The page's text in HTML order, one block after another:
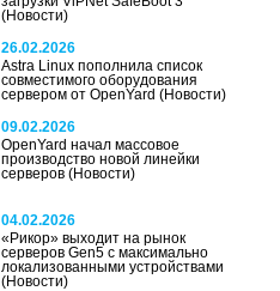
(Новости)
26.02.2026
Astra Linux пополнила список
совместимого оборудования
сервером от OpenYard(Новости)
09.02.2026
OpenYard начал массовое
производство новой линейки
серверов(Новости)
04.02.2026
«Рикор» выходит на рынок
серверов Gen5 с максимально
локализованными устройствами
(Новости)